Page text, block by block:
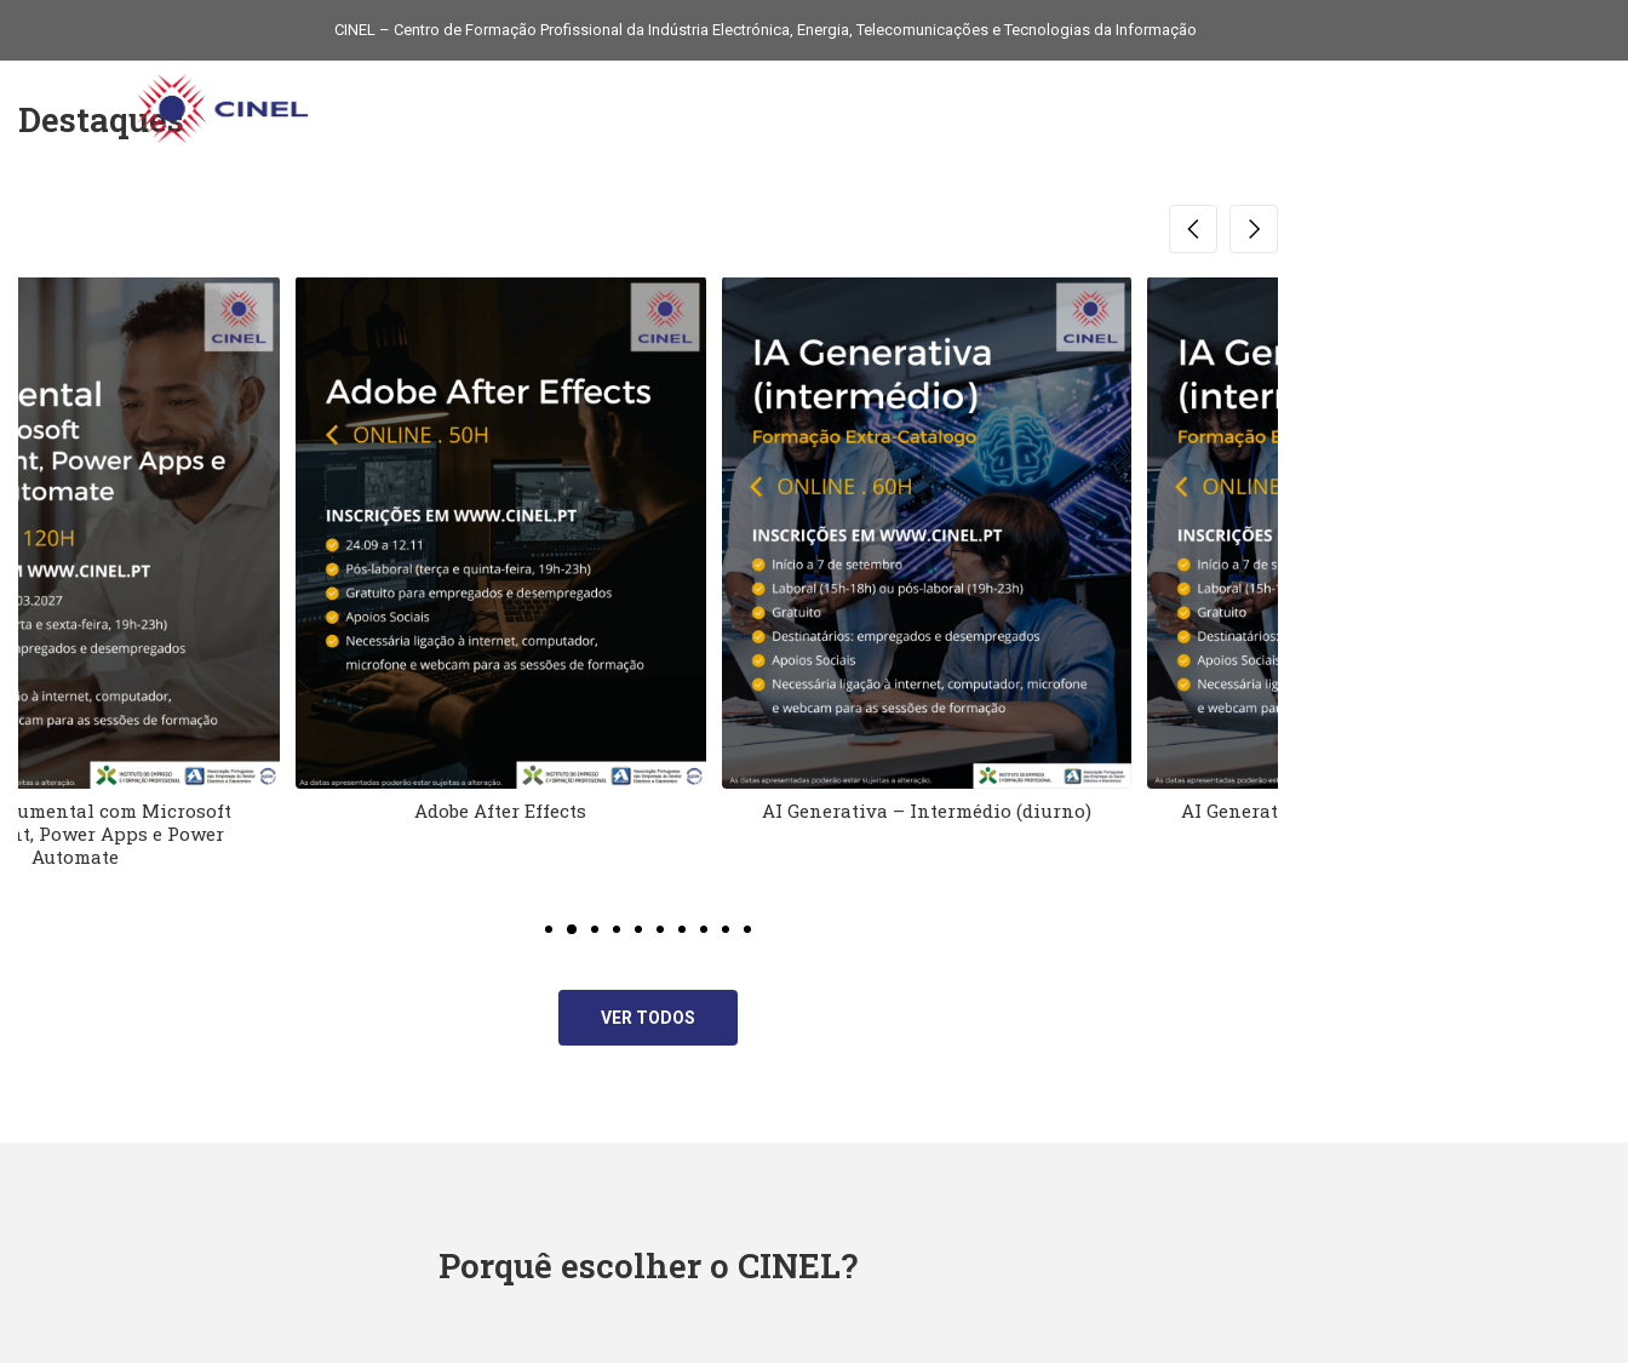
CINEL – Centro de Formação Profissional da Indústria Electrónica, Energia, Telecomunicações e Tecnologias da Informação
Destaques
Adobe After Effects AI Generativa – Intermédio (diurno) AI Generativa – Intermédio (noturno)
VER TODOS
Porquê escolher o CINEL?